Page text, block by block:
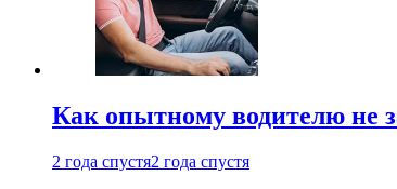
Как опытному водителю не
2 года спустя2 года спустя